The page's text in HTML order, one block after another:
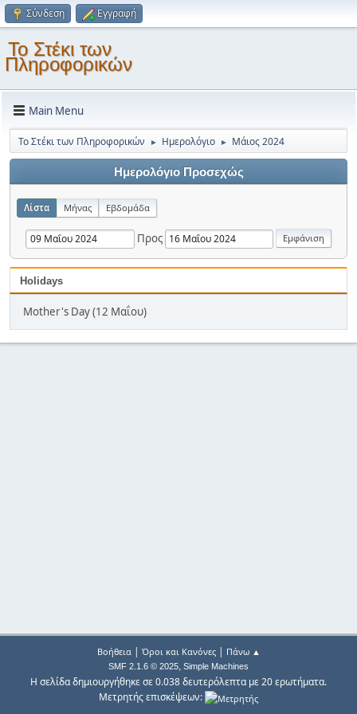
Σύνδεση Εγγραφή
Το Στέκι των
Πληροφορικών
Main Menu
Το Στέκι των Πληροφορικών ► Ημερολόγιο ► Μάιος 2024
Ημερολόγιο Προσεχώς
Λίστα Μήνας Εβδομάδα
Προς
Holidays
Mother's Day (12 Μαΐου)
Βοήθεια| Όροι και Κανόνες| Πάνω ▲
SMF 2.1.6 © 2025, Simple Machines
Η σελίδα δημιουργήθηκε σε 0.038 δευτερόλεπτα με 20 ερωτήματα.
Μετρητής επισκέψεων: